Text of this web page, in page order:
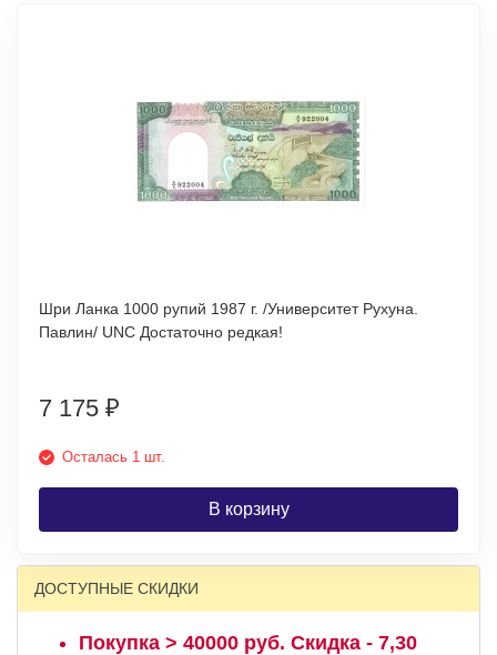
Шри Ланка 1000 рупий 1987 г. /Университет Рухуна.
Павлин/ UNC Достаточно редкая!
7 175 ₽
Осталась 1 шт.
В корзину
ДОСТУПНЫЕ СКИДКИ
Покупка > 40000 руб. Скидка - 7,30